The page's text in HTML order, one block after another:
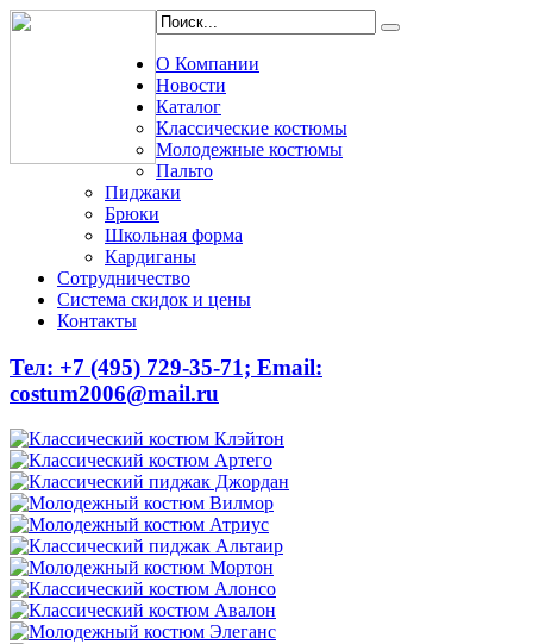
О Компании
Новости
Каталог
Классические костюмы
Молодежные костюмы
Пальто
Пиджаки
Брюки
Школьная форма
Кардиганы
Сотрудничество
Система скидок и цены
Контакты
Тел: +7 (495) 729-35-71; Email:
costum2006@mail.ru